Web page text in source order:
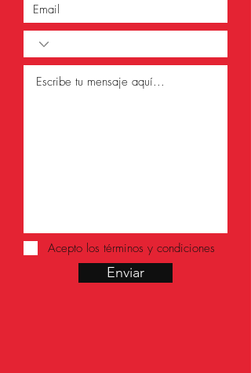
Acepto los términos y condiciones
Enviar